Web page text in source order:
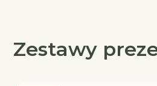
Zestawy